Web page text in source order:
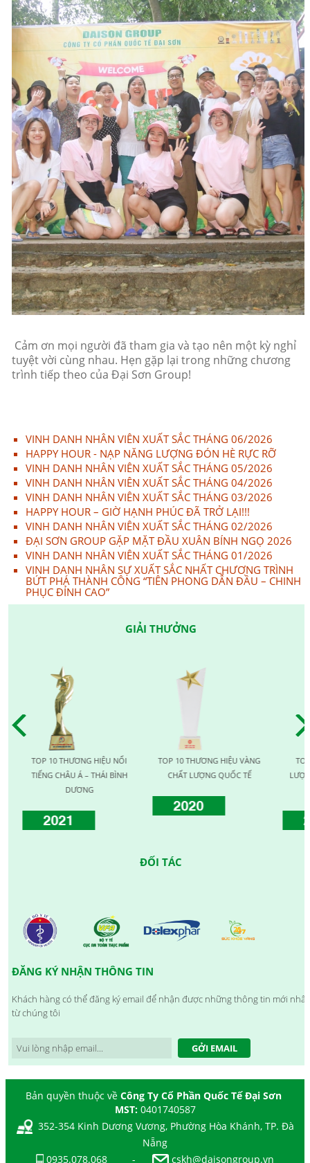
Cảm ơn mọi người đã tham gia và tạo nên một kỳ nghỉ
tuyệt vời cùng nhau. Hẹn gặp lại trong những chương
trình tiếp theo của Đại Sơn Group!
VINH DANH NHÂN VIÊN XUẤT SẮC THÁNG 06/2026
HAPPY HOUR - NẠP NĂNG LƯỢNG ĐÓN HÈ RỰC RỠ
VINH DANH NHÂN VIÊN XUẤT SẮC THÁNG 05/2026
VINH DANH NHÂN VIÊN XUẤT SẮC THÁNG 04/2026
VINH DANH NHÂN VIÊN XUẤT SẮC THÁNG 03/2026
HAPPY HOUR – GIỜ HẠNH PHÚC ĐÃ TRỞ LẠI!!!
VINH DANH NHÂN VIÊN XUẤT SẮC THÁNG 02/2026
ĐẠI SƠN GROUP GẶP MẶT ĐẦU XUÂN BÍNH NGỌ 2026
VINH DANH NHÂN VIÊN XUẤT SẮC THÁNG 01/2026
VINH DANH NHÂN SỰ XUẤT SẮC NHẤT CHƯƠNG TRÌNH
BỨT PHÁ THÀNH CÔNG “TIÊN PHONG DẪN ĐẦU – CHINH
PHỤC ĐỈNH CAO”
GIẢI THƯỞNG
TOP 10 THƯƠNG HIỆU NỔI
TIẾNG CHÂU Á – THÁI BÌNH
DƯƠNG
2021
TOP 10 THƯƠNG HIỆU VÀNG
CHẤT LƯỢNG QUỐC TẾ
2020
TOP
ĐỐI TÁC
ĐĂNG KÝ NHẬN THÔNG TIN
Khách hàng có thể đăng ký email để nhận được những thông tin mới nhất
từ chúng tôi
GỞI EMAIL
Bản quyền thuộc về Công Ty Cổ Phần Quốc Tế Đại Sơn
MST: 0401740587
352-354 Kinh Dương Vương, Phường Hòa Khánh, TP. Đà
Nẵng
0935.078.068
- cskh@daisongroup.vn